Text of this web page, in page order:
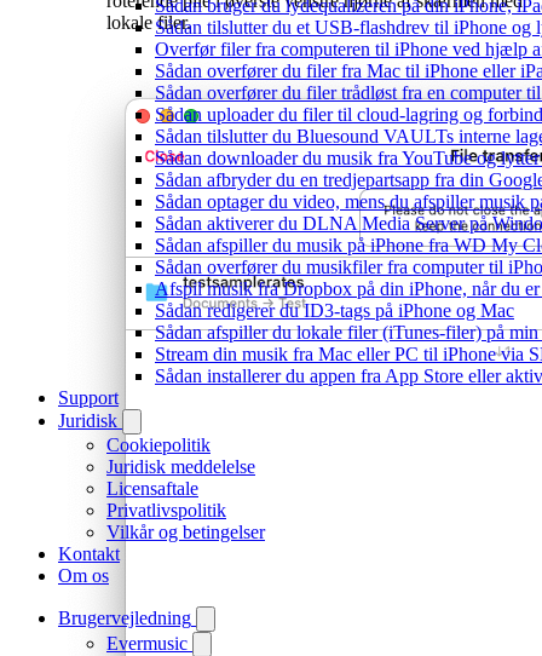
Sådan bruger du lydequalizeren på din iPhone,
Sådan tilslutter du et USB-flashdrev til iPhone
Overfør filer fra computeren til iPhone ved hjælp
Sådan overfører du filer fra Mac til iPhone eller
Sådan overfører du filer trådløst fra en computer
Sådan uploader du filer til cloud-lagring og
Sådan tilslutter du Bluesound VAULTs interne
Sådan downloader du musik fra YouTube og
Sådan afbryder du en tredjepartsapp fra din
Sådan optager du video, mens du afspiller musik
Sådan aktiverer du DLNA Media Server på
Sådan afspiller du musik på iPhone fra WD My
Sådan overfører du musikfiler fra computer til
Afspil musik fra Dropbox på din iPhone, når du
Sådan redigerer du ID3-tags på iPhone og Mac
Sådan afspiller du lokale filer (iTunes-filer) på min
Stream din musik fra Mac eller PC til iPhone via
Sådan installerer du appen fra App Store eller
Support
Juridisk
Cookiepolitik
Juridisk meddelelse
Licensaftale
Privatlivspolitik
Vilkår og betingelser
Kontakt
Om os
Brugervejledning
Evermusic
lokale filer.